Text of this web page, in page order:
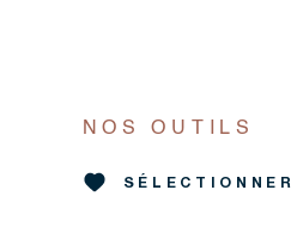
NOS OUTILS
SÉLECTIONNER